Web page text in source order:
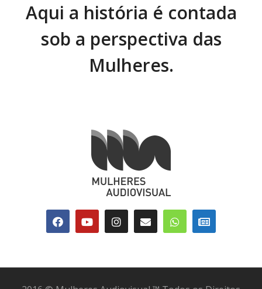
Aqui a história é contada
sob a perspectiva das
Mulheres.